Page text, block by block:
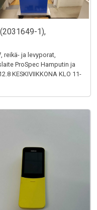
1),
reikä- ja levyporat,
ProSpec Hamputin ja
KESKIVIIKKONA KLO 11-